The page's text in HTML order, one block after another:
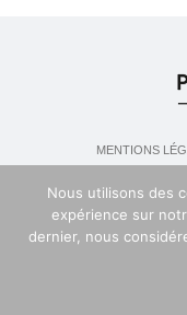
MENTIONS
Espace
Nous utilisons des
expérience sur
dernier, nous